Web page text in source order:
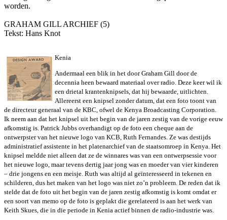
worden.
GRAHAM GILL ARCHIEF (5)
Tekst: Hans Knot
Kenia
Andermaal een blik in het door Graham Gill door de
decennia heen bewaard materiaal over radio. Deze keer wil ik
een drietal krantenknipsels, dat hij bewaarde, uitlichten.
Allereerst een knipsel zonder datum, dat een foto toont van
de directeur generaal van de KBC, ofwel de Kenya Broadcasting Corporation.
Ik neem aan dat het knipsel uit het begin van de jaren zestig van de vorige eeuw
afkomstig is. Patrick Jubbs overhandigt op de foto een cheque aan de
ontwerpster van het nieuwe logo van KCB, Ruth Fernandes. Ze was destijds
administratief assistente in het platenarchief van de staatsomroep in Kenya. Het
knipsel meldde niet alleen dat ze de winnares was van een ontwerpsessie voor
het nieuwe logo, maar tevens dertig jaar jong was en moeder van vier kinderen
– drie jongens en een meisje. Ruth was altijd al geïnteresseerd in tekenen en
schilderen, dus het maken van het logo was niet zo’n probleem. De reden dat ik
stelde dat de foto uit het begin van de jaren zestig afkomstig is komt omdat er
een soort van memo op de foto is geplakt die gerelateerd is aan het werk van
Keith Skues, die in die periode in Kenia actief binnen de radio-industrie was.